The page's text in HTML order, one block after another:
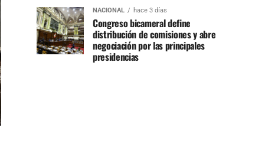
NACIONAL hace 3 días
Congreso bicameral define
distribución de comisiones y abre
negociación por las principales
presidencias